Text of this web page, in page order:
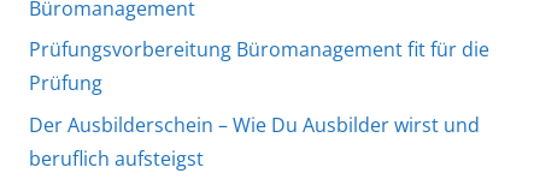
Büromanagement
Prüfungsvorbereitung Büromanagement fit für die
Prüfung
Der Ausbilderschein – Wie Du Ausbilder wirst und
beruflich aufsteigst